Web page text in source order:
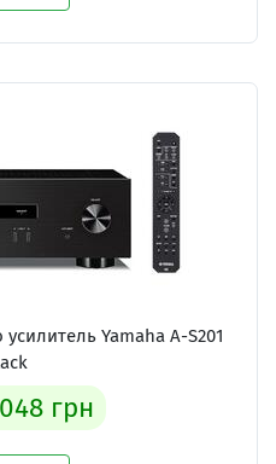
Yamaha A-S201
грн